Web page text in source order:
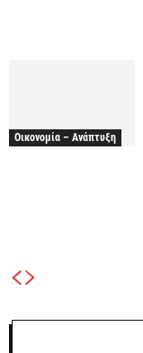
Οικονομία – Ανάπτυξη